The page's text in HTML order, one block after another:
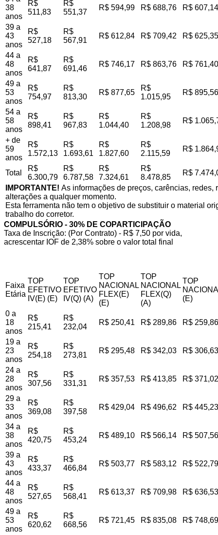
38
anos
R$
511,83
R$
551,37
R$ 594,99 R$ 688,76 R$ 607,14
39 a
43
anos
R$
527,18
R$
567,91
R$ 612,84 R$ 709,42 R$ 625,35
44 a
48
anos
R$
641,87
R$
691,46
R$ 746,17 R$ 863,76 R$ 761,40
49 a
53
anos
R$
754,97
R$
813,30
R$ 877,65
R$
1.015,95
R$ 895,56
54 a
58
anos
R$
898,41
R$
967,83
R$
1.044,40
R$
1.208,98
R$
+ de
59
anos
R$
1.572,13
R$
1.693,61
R$
1.827,60
R$
2.115,59
R$
Total
R$
6.300,79
R$
6.787,58
R$
7.324,61
R$
8.478,85
R$
IMPORTANTE! As informações de preços, carências,
alterações a qualquer momento.
Esta ferramenta não tem o objetivo de substituir o material
trabalho do corretor.
COMPULSÓRIO - 30% DE COPARTICIPAÇÃO
Taxa de Inscrição: (Por Contrato) - R$ 7,50 por vida,
acrescentar IOF de 2,38% sobre o valor total final
Faixa
Etária
TOP
EFETIVO
IV(E) (E)
TOP
EFETIVO
IV(Q) (A)
TOP
NACIONAL
FLEX(E)
(E)
TOP
NACIONAL
FLEX(Q)
(A)
TOP
(E)
0 a
18
anos
R$
215,41
R$
232,04
R$ 250,41 R$ 289,86 R$ 259,86
19 a
23
anos
R$
254,18
R$
273,81
R$ 295,48 R$ 342,03 R$ 306,63
24 a
28
anos
R$
307,56
R$
331,31
R$ 357,53 R$ 413,85 R$ 371,02
29 a
33
anos
R$
369,08
R$
397,58
R$ 429,04 R$ 496,62 R$ 445,23
34 a
38
anos
R$
420,75
R$
453,24
R$ 489,10 R$ 566,14 R$ 507,56
39 a
43
anos
R$
433,37
R$
466,84
R$ 503,77 R$ 583,12 R$ 522,79
44 a
48
anos
R$
527,65
R$
568,41
R$ 613,37 R$ 709,98 R$ 636,53
49 a
53
anos
R$
620,62
R$
668,56
R$ 721,45 R$ 835,08 R$ 748,69